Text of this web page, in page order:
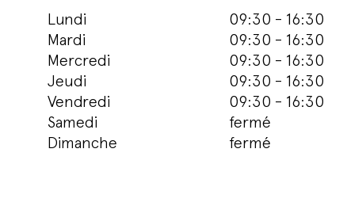
Lundi
09:30 - 16:30
Mardi
09:30 - 16:30
Mercredi
09:30 - 16:30
Jeudi
09:30 - 16:30
Vendredi
09:30 - 16:30
Samedi
fermé
Dimanche
fermé